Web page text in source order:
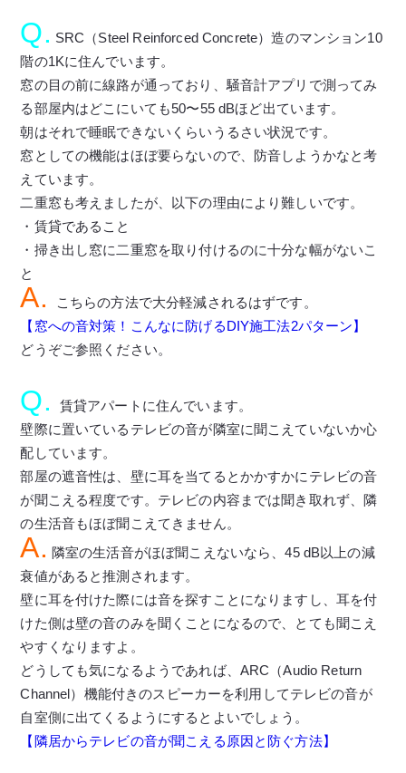
Q. SRC（Steel Reinforced Concrete）造のマンション10
階の1Kに住んでいます。
窓の目の前に線路が通っており、騒音計アプリで測ってみ
る部屋内はどこにいても50〜55 dBほど出ています。
朝はそれで睡眠できないくらいうるさい状況です。
窓としての機能はほぼ要らないので、防音しようかなと考
えています。
二重窓も考えましたが、以下の理由により難しいです。
・賃貸であること
・掃き出し窓に二重窓を取り付けるのに十分な幅がないこ
と
A.
こちらの方法で大分軽減されるはずです。
【窓への音対策！こんなに防げるDIY施工法2パターン】
どうぞご参照ください。
Q.
賃貸アパートに住んでいます。
壁際に置いているテレビの音が隣室に聞こえていないか心
配しています。
部屋の遮音性は、壁に耳を当てるとかかすかにテレビの音
が聞こえる程度です。テレビの内容までは聞き取れず、隣
の生活音もほぼ聞こえてきません。
A. 隣室の生活音がほぼ聞こえないなら、45 dB以上の減
衰値があると推測されます。
壁に耳を付けた際には音を探すことになりますし、耳を付
けた側は壁の音のみを聞くことになるので、とても聞こえ
やすくなりますよ。
どうしても気になるようであれば、ARC（Audio Return
Channel）機能付きのスピーカーを利用してテレビの音が
自室側に出てくるようにするとよいでしょう。
【隣居からテレビの音が聞こえる原因と防ぐ方法】